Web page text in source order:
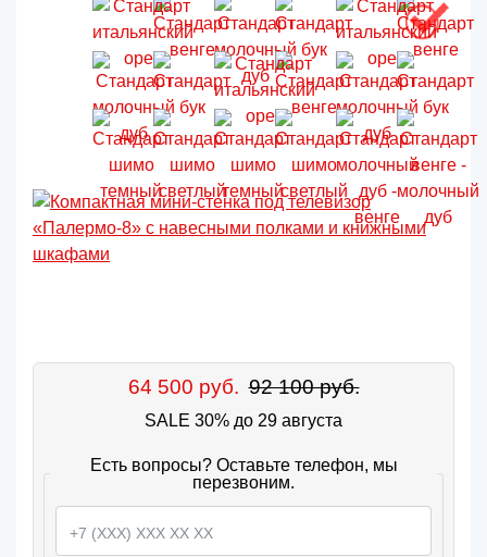
64 500 руб. 92 100 руб.
SALE 30% до 29 августа
Есть вопросы? Оставьте телефон, мы
перезвоним.